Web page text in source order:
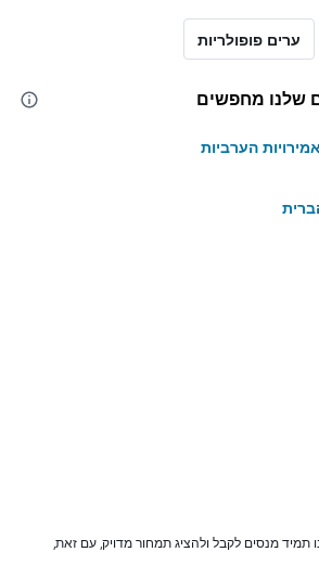
ערים פופולריות
שלנו מחפשים
הערביות